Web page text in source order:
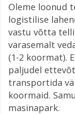
Oleme loonud
logistilise
vastu võtta
varasemalt
(1-2 koormat).
paljudel
transportida
koormaid.
masinapark.